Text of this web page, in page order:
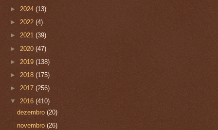
► 2024 (13)
► 2022 (4)
► 2021 (39)
► 2020 (47)
► 2019 (138)
► 2018 (175)
► 2017 (256)
▼ 2016 (410)
dezembro(20)
novembro(26)